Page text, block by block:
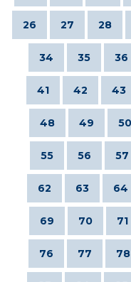
26 27 28
34 35 36
41 42 43
48 49 50
55 56 57
62 63 64
69 70 71
76 77 78